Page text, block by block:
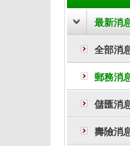
最新消
全部消
郵務消
儲匯消
壽險消